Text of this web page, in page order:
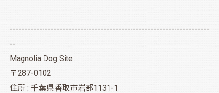
--------------------------------------------------------------------
--
Magnolia Dog Site
〒287-0102
住所 : 千葉県香取市岩部1131-1